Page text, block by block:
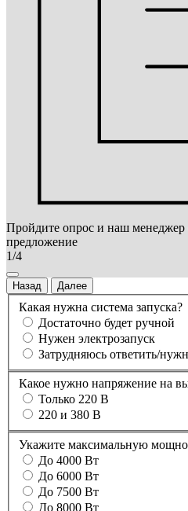
Пройдите опрос и наш менеджер
предложение
1/4
Назад Далее
Какая нужна система запуска?
Достаточно будет ручной
Нужен электрозапуск
Затрудняюсь ответить/
Какое нужно напряжение на
Только 220 В
220 и 380 В
Укажите максимальную
До 4000 Вт
До 6000 Вт
До 7500 Вт
До 8000 Вт